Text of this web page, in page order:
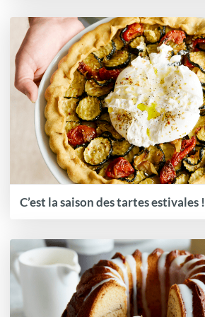
C’est la saison des tartes estivales !